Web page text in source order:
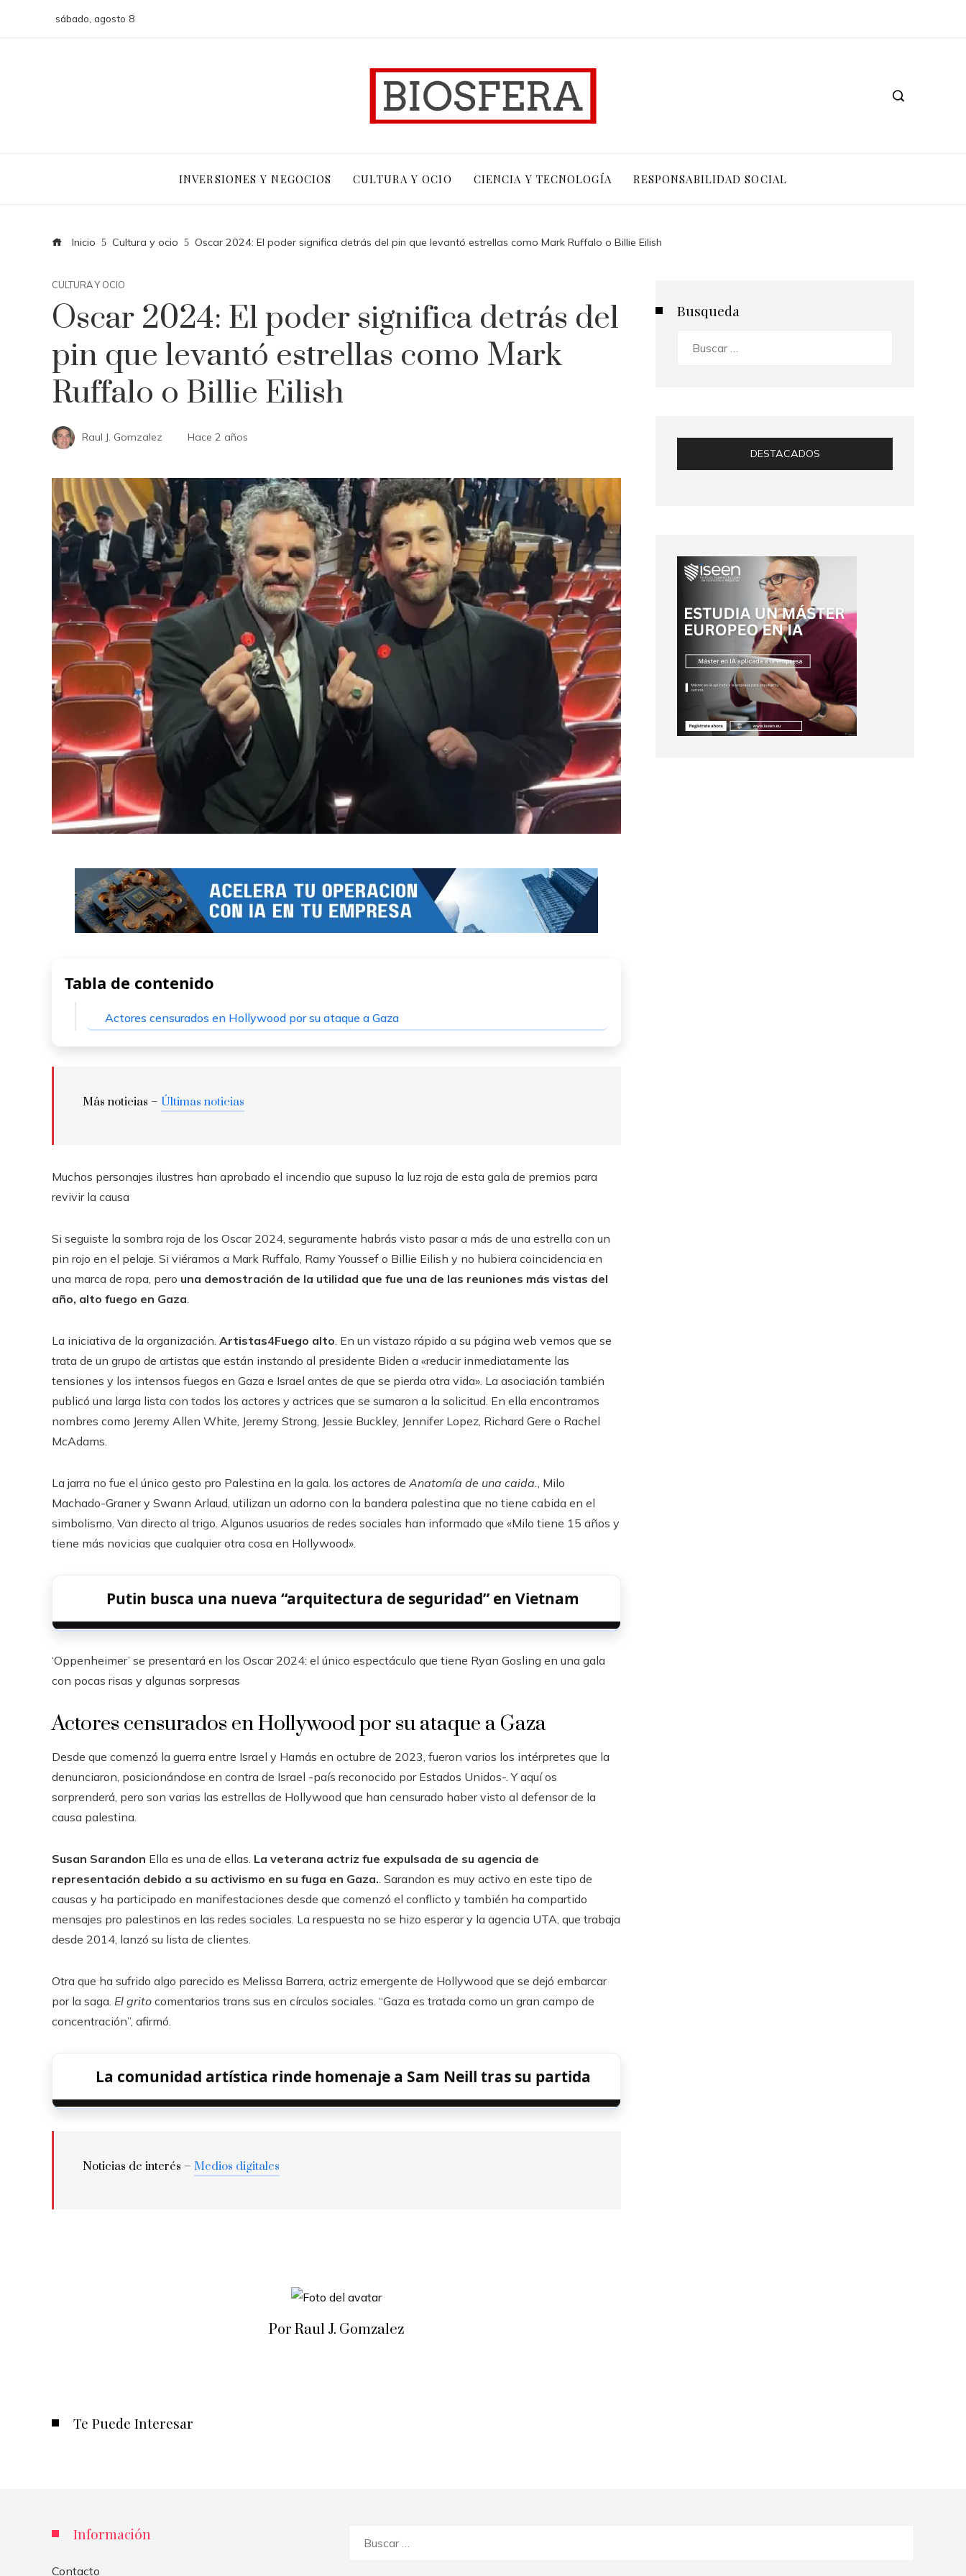
sábado, agosto 8
INVERSIONES Y NEGOCIOS CULTURA Y OCIO CIENCIA Y TECNOLOGÍA RESPONSABILIDAD SOCIAL
Inicio Cultura y ocio Oscar 2024: El poder significa detrás del pin que levantó estrellas como Mark Ruffalo o Billie Eilish
CULTURA Y OCIO
Oscar 2024: El poder significa detrás del
pin que levantó estrellas como Mark
Ruffalo o Billie Eilish
Raul J. Gomzalez Hace 2 años
Tabla de contenido
Actores censurados en Hollywood por su ataque a Gaza
Más noticias – Últimas noticias
Muchos personajes ilustres han aprobado el incendio que supuso la luz roja de esta gala de premios para
revivir la causa
Si seguiste la sombra roja de los Oscar 2024, seguramente habrás visto pasar a más de una estrella con un
pin rojo en el pelaje. Si viéramos a Mark Ruffalo, Ramy Youssef o Billie Eilish y no hubiera coincidencia en
una marca de ropa, pero una demostración de la utilidad que fue una de las reuniones más vistas del
año, alto fuego en Gaza.
La iniciativa de la organización. Artistas4Fuego alto. En un vistazo rápido a su página web vemos que se
trata de un grupo de artistas que están instando al presidente Biden a «reducir inmediatamente las
tensiones y los intensos fuegos en Gaza e Israel antes de que se pierda otra vida». La asociación también
publicó una larga lista con todos los actores y actrices que se sumaron a la solicitud. En ella encontramos
nombres como Jeremy Allen White, Jeremy Strong, Jessie Buckley, Jennifer Lopez, Richard Gere o Rachel
McAdams.
La jarra no fue el único gesto pro Palestina en la gala. los actores de Anatomía de una caida., Milo
Machado-Graner y Swann Arlaud, utilizan un adorno con la bandera palestina que no tiene cabida en el
simbolismo. Van directo al trigo. Algunos usuarios de redes sociales han informado que «Milo tiene 15 años y
tiene más novicias que cualquier otra cosa en Hollywood».
Putin busca una nueva “arquitectura de seguridad” en Vietnam
‘Oppenheimer’ se presentará en los Oscar 2024: el único espectáculo que tiene Ryan Gosling en una gala
con pocas risas y algunas sorpresas
Actores censurados en Hollywood por su ataque a Gaza
Desde que comenzó la guerra entre Israel y Hamás en octubre de 2023, fueron varios los intérpretes que la
denunciaron, posicionándose en contra de Israel -país reconocido por Estados Unidos-. Y aquí os
sorprenderá, pero son varias las estrellas de Hollywood que han censurado haber visto al defensor de la
causa palestina.
Susan Sarandon Ella es una de ellas. La veterana actriz fue expulsada de su agencia de
representación debido a su activismo en su fuga en Gaza.. Sarandon es muy activo en este tipo de
causas y ha participado en manifestaciones desde que comenzó el conflicto y también ha compartido
mensajes pro palestinos en las redes sociales. La respuesta no se hizo esperar y la agencia UTA, que trabaja
desde 2014, lanzó su lista de clientes.
Otra que ha sufrido algo parecido es Melissa Barrera, actriz emergente de Hollywood que se dejó embarcar
por la saga. El grito comentarios trans sus en círculos sociales. “Gaza es tratada como un gran campo de
concentración”, afirmó.
La comunidad artística rinde homenaje a Sam Neill tras su partida
Noticias de interés – Medios digitales
Por Raul J. Gomzalez
Te Puede Interesar
Busqueda
DESTACADOS
Información
Contacto